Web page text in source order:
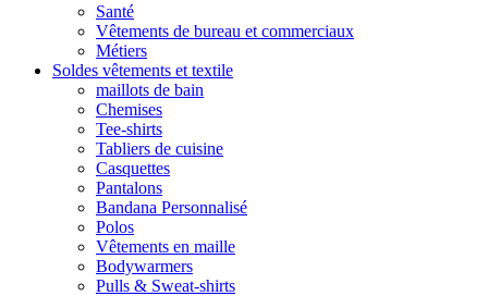
Santé
Vêtements de bureau et commerciaux
Métiers
Soldes vêtements et textile
maillots de bain
Chemises
Tee-shirts
Tabliers de cuisine
Casquettes
Pantalons
Bandana Personnalisé
Polos
Vêtements en maille
Bodywarmers
Pulls & Sweat-shirts